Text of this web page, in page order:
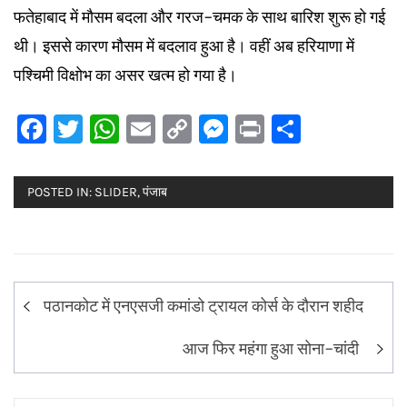
फतेहाबाद में मौसम बदला और गरज-चमक के साथ बारिश शुरू हो गई
थी। इससे कारण मौसम में बदलाव हुआ है। वहीं अब हरियाणा में
पश्चिमी विक्षोभ का असर खत्म हो गया है।
Facebook
Twitter
WhatsApp
Email
CopyMessenger
Print
POSTED IN: SLIDER,पंजाब
Post
navigation
पठानकोट में एनएसजी कमांडो ट्रायल कोर्स के दौरान शहीद
आज फिर महंगा हुआ सोना-चांदी